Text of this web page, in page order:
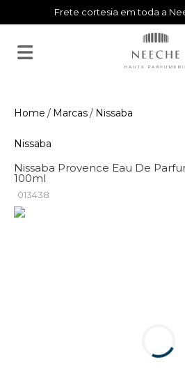
Frete cortesia em toda a
Marcas Nissaba
Nissaba
Nissaba Provence Eau De
100ml
013438